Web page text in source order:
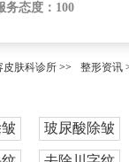
务态度： 100
皮肤科诊所 >> 整形资讯
玻尿酸除皱